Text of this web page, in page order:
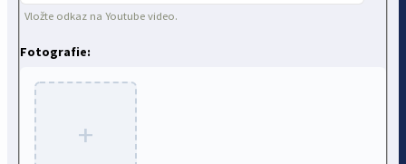
Vložte odkaz na Youtube video.
Fotografie:
+